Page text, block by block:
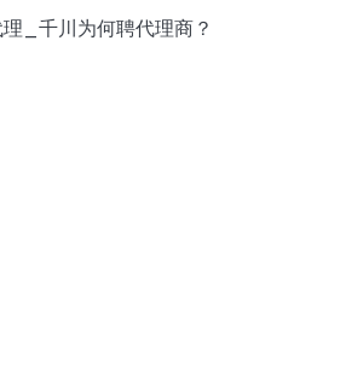
_千川为何聘代理商？